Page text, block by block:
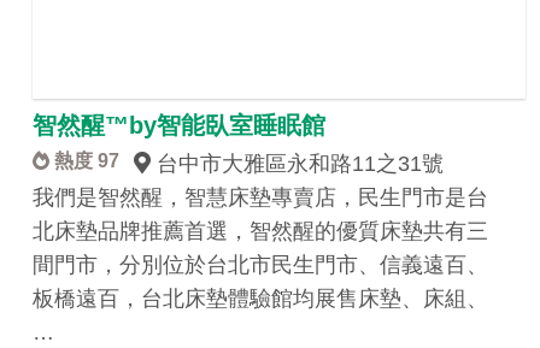
智然醒™by智能臥室睡眠館
熱度 97
台中市大雅區永和路11之31號
我們是智然醒，智慧床墊專賣店，民生門市是台
北床墊品牌推薦首選，智然醒的優質床墊共有三
間門市，分別位於台北市民生門市、信義遠百、
板橋遠百，台北床墊體驗館均展售床墊、床組、
…